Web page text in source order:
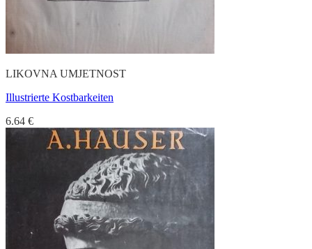
LIKOVNA UMJETNOST
Illustrierte Kostbarkeiten
6.64 €